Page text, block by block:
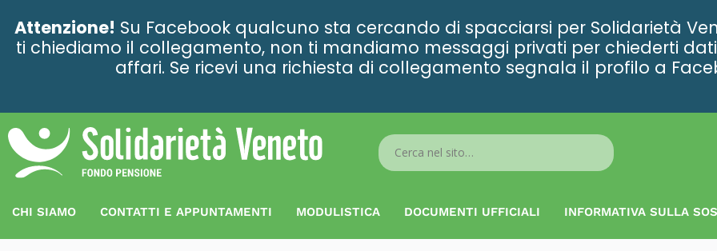
Attenzione! Su Facebook qualcuno sta cercando di spacciarsi per Solidarietà
ti chiediamo il collegamento, non ti mandiamo messaggi privati per chiederti
affari. Se ricevi una richiesta di collegamento segnala il profilo a
Search
...
CHI SIAMO CONTATTI E APPUNTAMENTI MODULISTICA DOCUMENTI UFFICIALI INFORMATIVA SULLA